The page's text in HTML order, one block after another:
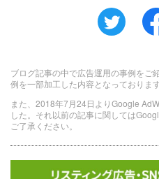
ブログ記事の中で広告運用の事例をご
例を一部加工した内容となっておりま
また、2018年7月24日よりGoogle
した。それ以前の記事に関しては
ご了承ください。